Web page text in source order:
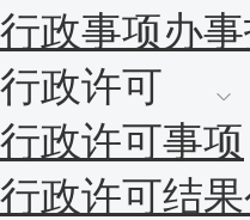
行政事项办
行政许可
行政许可事项
行政许可结